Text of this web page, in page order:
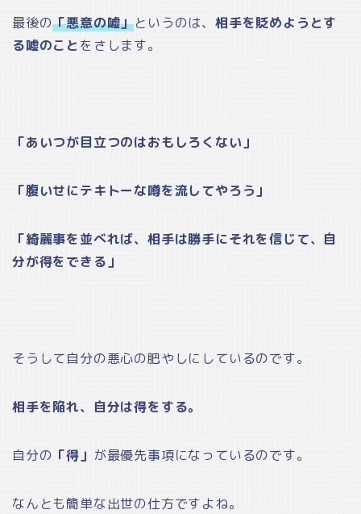
最後の「悪意の嘘」というのは、相手を貶めようとす
る嘘のこと をさします。
「あいつが目立つのはおもしろくない」
「腹いせにテキトーな噂を流してやろう」
「綺麗事を並べれば、相手は勝手にそれを信じて、自
分が得をできる」
そうして自分の悪心の肥やしにしているのです。
相手を陥れ、自分は得をする。
自分の 「得」 が最優先事項になっているのです。
なんとも簡単な出世の仕方ですよね。